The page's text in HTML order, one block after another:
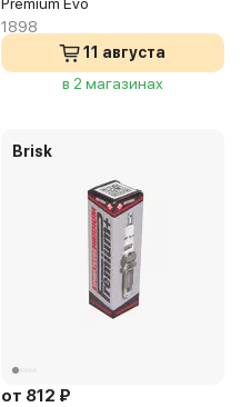
1898
11 августа
в 2 магазинах
Brisk
от 812 ₽